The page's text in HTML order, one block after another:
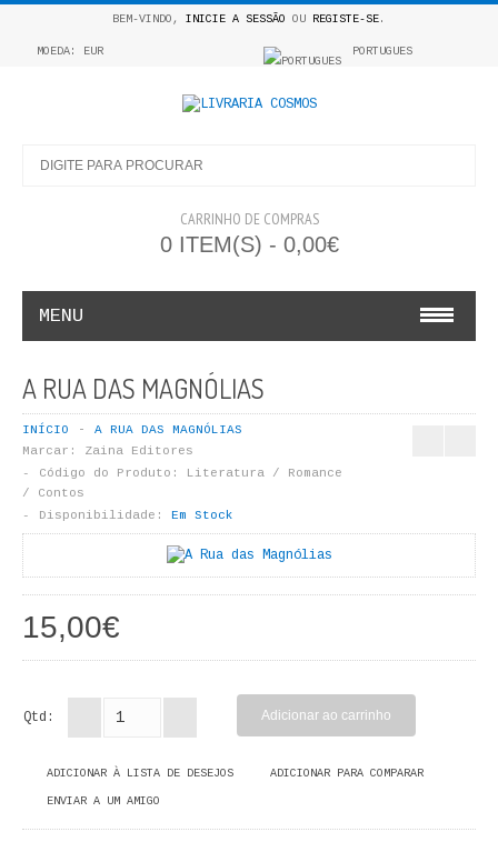
BEM-VINDO, INICIE A SESSÃO OU REGISTE-SE.
MOEDA: EUR PORTUGUES
CARRINHO DE COMPRAS
0 ITEM(S) - 0,00€
MENU
COSMOS INFANTIL
COLEÇÃO APRENDE A COLORIR
LIVROS DE PINTAR
INFANTO - JUVENIL
ANTROPOLOGIA E SOCIOLOGIA
COLEÇÃO RAÍZES
ARQUITECTURA
ARTE
A RUA DAS MAGNÓLIAS
INÍCIO
A RUA DAS MAGNÓLIAS
Marcar:
Zaina Editores
Código do Produto:
Literatura / Romance
/ Contos
Disponibilidade:
Em Stock
15,00€
Qtd:
ADICIONAR À LISTA DE DESEJOS ADICIONAR PARA COMPARAR
ENVIAR A UM AMIGO